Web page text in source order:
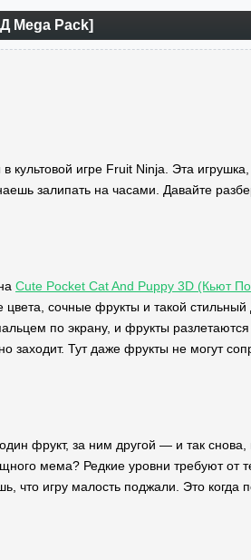
Mega Pack]
культовой игре Fruit Ninja. Эта
залипать на часами. Давайте
Cute Pocket Cat And Puppy 3D (Кьют
сочные фрукты и такой стильный
по экрану, и фрукты разлетаются
заходит. Тут даже фрукты не могут
фрукт, за ним другой — и так снова,
мема? Редкие уровни требуют от
что игру малость поджали. Это когда